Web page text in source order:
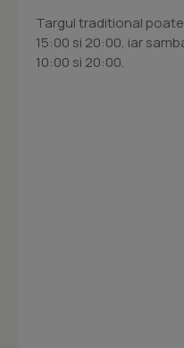
Targul traditional
15:00 si 20:00, iar
10:00 si 20:00.